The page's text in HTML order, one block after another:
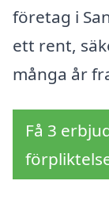
företag i
ett rent,
många år
Få 3